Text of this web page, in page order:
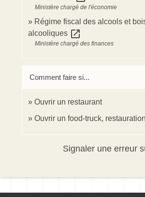
Ministère chargé de l'économie
Régime fiscal des alcools et
alcooliques open_in_new
Ministère chargé des finances
Comment faire si...
Ouvrir un restaurant
Ouvrir un food-truck,
Signaler une erreur